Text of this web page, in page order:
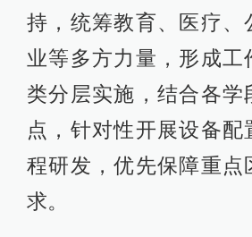
持，统筹教育、医疗、
业等多方力量，形成工
类分层实施，结合各学
点，针对性开展设备配
程研发，优先保障重点
求。